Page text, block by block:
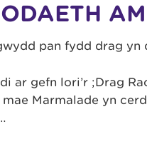
pan fydd drag
ar gefn lori’r ;Drag
mae Marmalade yn